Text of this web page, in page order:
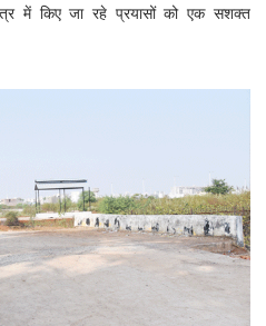
में किए जा रहे प्रयासों को एक सशक्त